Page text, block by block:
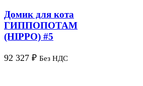
Домик для кота
ГИППОПОТАМ
(HIPPO) #5
92 327 ₽ Без НДС